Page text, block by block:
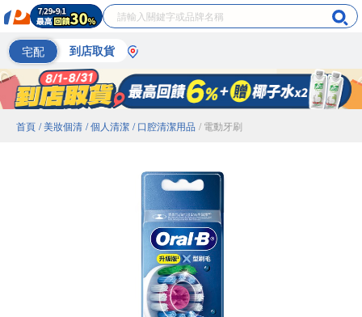
宅配 到店取貨
首頁 / 美妝個清 / 個人清潔 / 口腔清潔用品 / 電動牙刷